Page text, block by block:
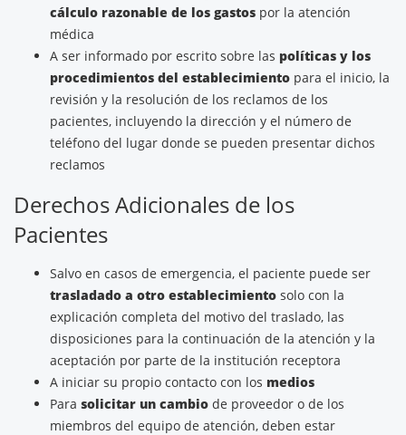
cálculo razonable de los gastos por la atención
médica
A ser informado por escrito sobre las políticas y los
procedimientos del establecimiento para el inicio, la
revisión y la resolución de los reclamos de los
pacientes, incluyendo la dirección y el número de
teléfono del lugar donde se pueden presentar dichos
reclamos
Derechos Adicionales de los
Pacientes
Salvo en casos de emergencia, el paciente puede ser
trasladado a otro establecimiento solo con la
explicación completa del motivo del traslado, las
disposiciones para la continuación de la atención y la
aceptación por parte de la institución receptora
A iniciar su propio contacto con los medios
Para solicitar un cambio de proveedor o de los
miembros del equipo de atención, deben estar